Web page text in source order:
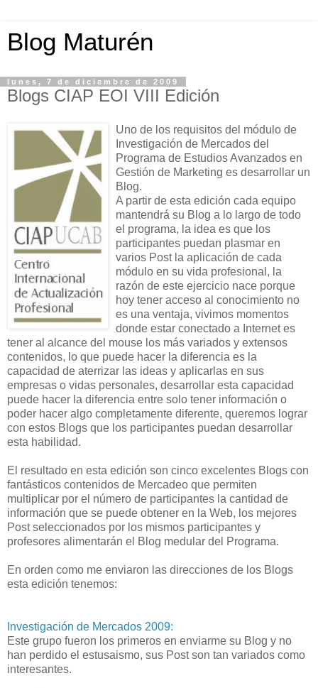
Blog Maturén
lunes, 7 de diciembre de 2009
Blogs CIAP EOI VIII Edición
Uno de los requisitos del módulo de
Investigación de Mercados del
Programa de Estudios Avanzados en
Gestión de Marketing es desarrollar un
Blog.
A partir de esta edición cada equipo
mantendrá su Blog a lo largo de todo
el programa, la idea es que los
participantes puedan plasmar en
varios Post la aplicación de cada
módulo en su vida profesional, la
razón de este ejercicio nace porque
hoy tener acceso al conocimiento no
es una ventaja, vivimos momentos
donde estar conectado a Internet es
tener al alcance del mouse los más variados y extensos
contenidos, lo que puede hacer la diferencia es la
capacidad de aterrizar las ideas y aplicarlas en sus
empresas o vidas personales, desarrollar esta capacidad
puede hacer la diferencia entre solo tener información o
poder hacer algo completamente diferente, queremos lograr
con estos Blogs que los participantes puedan desarrollar
esta habilidad.
El resultado en esta edición son cinco excelentes Blogs con
fantásticos contenidos de Mercadeo que permiten
multiplicar por el número de participantes la cantidad de
información que se puede obtener en la Web, los mejores
Post seleccionados por los mismos participantes y
profesores alimentarán el Blog medular del Programa.
En orden como me enviaron las direcciones de los Blogs
esta edición tenemos:
Investigación de Mercados 2009:
Este grupo fueron los primeros en enviarme su Blog y no
han perdido el estusaismo, sus Post son tan variados como
interesantes.